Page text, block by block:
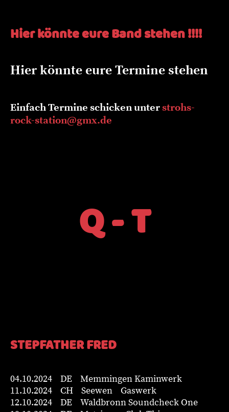
Hier könnte eure Band stehen !!!!
Hier könnte eure Termine stehen
Einfach Termine schicken unter strohs-
rock-station@gmx.de
Q - T
STEPFATHER FRED
04.10.2024 DE Memmingen Kaminwerk
11.10.2024 CH Seewen Gaswerk
12.10.2024 DE Waldbronn Soundcheck One